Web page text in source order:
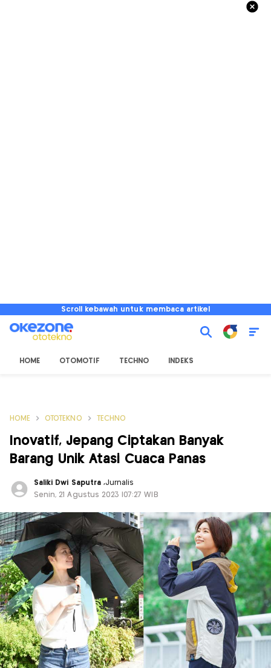
Scroll kebawah untuk membaca artikel
HOME OTOMOTIF TECHNO INDEKS
HOME OTOTEKNO TECHNO
Inovatif, Jepang Ciptakan Banyak
Barang Unik Atasi Cuaca Panas
Saliki Dwi Saputra ,Jurnalis
Senin, 21 Agustus 2023 |07:27 WIB